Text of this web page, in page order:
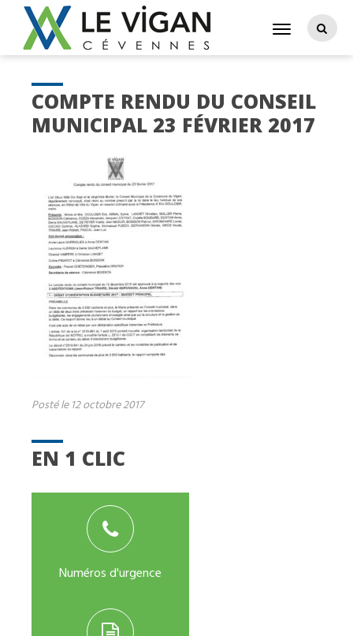
EN 1 CLIC
Numéros d'urgence
COMPTE RENDU DU CONSEIL
MUNICIPAL 23 FÉVRIER 2017
Posté le 12 octobre 2017